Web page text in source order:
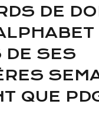
DE
DE SES
QUE